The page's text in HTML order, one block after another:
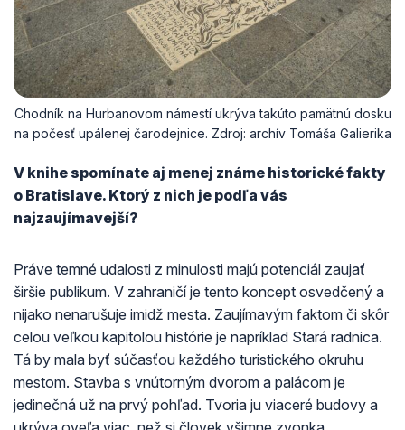
Chodník na Hurbanovom námestí ukrýva takúto pamätnú dosku
na počesť upálenej čarodejnice. Zdroj: archív Tomáša Galierika
V knihe spomínate aj menej známe historické fakty
o Bratislave. Ktorý z nich je podľa vás
najzaujímavejší?
Práve temné udalosti z minulosti majú potenciál zaujať
širšie publikum. V zahraničí je tento koncept osvedčený a
nijako nenarušuje imidž mesta. Zaujímavým faktom či skôr
celou veľkou kapitolou histórie je napríklad Stará radnica.
Tá by mala byť súčasťou každého turistického okruhu
mestom. Stavba s vnútorným dvorom a palácom je
jedinečná už na prvý pohľad. Tvoria ju viaceré budovy a